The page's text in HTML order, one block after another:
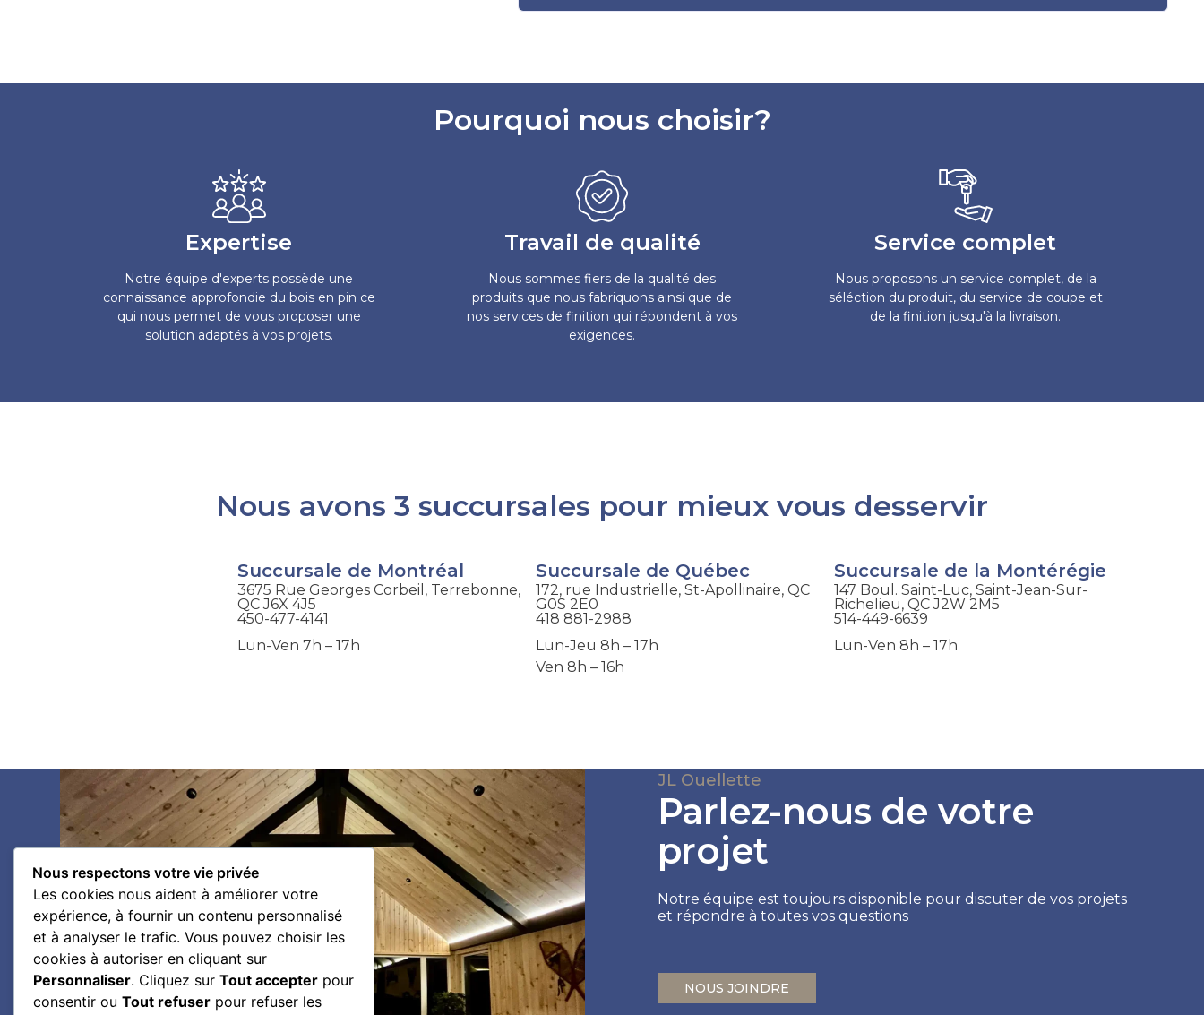
Pourquoi nous choisir?
Expertise
Notre équipe d'experts possède une
connaissance approfondie du bois en pin ce
qui nous permet de vous proposer une
solution adaptés à vos projets.
Travail de qualité
Nous sommes fiers de la qualité des
produits que nous fabriquons ainsi que de
nos services de finition qui répondent à vos
exigences.
Service complet
Nous proposons un service complet, de la
séléction du produit, du service de coupe et
de la finition jusqu'à la livraison.
Nous avons 3 succursales pour mieux vous desservir
Succursale de Montréal
3675 Rue Georges Corbeil, Terrebonne,
QC J6X 4J5
450-477-4141
Lun-Ven 7h – 17h
Succursale de Québec
172, rue Industrielle, St-Apollinaire, QC
G0S 2E0
418 881-2988
Lun-Jeu 8h – 17h
Ven 8h – 16h
Succursale de la Montérégie
147 Boul. Saint-Luc, Saint-Jean-Sur-
Richelieu, QC J2W 2M5
514-449-6639
Lun-Ven 8h – 17h
JL Ouellette
Parlez-nous de votre
projet
Notre équipe est toujours disponible pour discuter de vos projets
et répondre à toutes vos questions
NOUS JOINDRE
Nous respectons votre vie privée
Les cookies nous aident à améliorer votre
expérience, à fournir un contenu personnalisé
et à analyser le trafic. Vous pouvez choisir les
cookies à autoriser en cliquant sur
Personnaliser. Cliquez sur Tout accepter pour
consentir ou Tout refuser pour refuser les